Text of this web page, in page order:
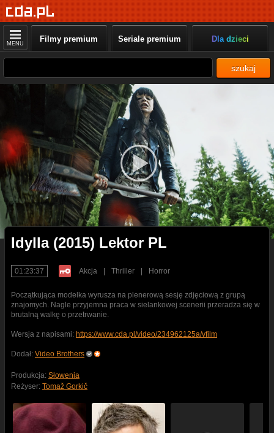
MENU Filmy premium Seriale premium Dla dzieci
szukaj
Idylla (2015) Lektor PL
01:23:37 Akcja Thriller Horror
Początkująca modelka wyrusza na plenerową sesję zdjęciową z grupą
znajomych. Nagle przyjemna praca w sielankowej scenerii przeradza się w
brutalną walkę o przetrwanie.
Wersja z napisami: https://www.cda.pl/video/234962125a/vfilm
Dodał: Video Brothers
Produkcja: Słowenia
Reżyser: Tomaž Gorkič